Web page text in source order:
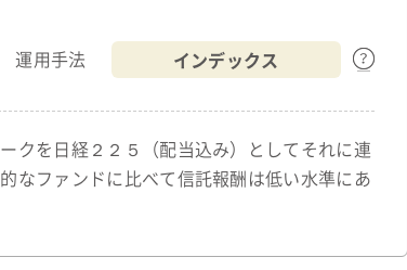
運用手法 インデックス
クを日経２２５（配当込み）としてそれに連
なファンドに比べて信託報酬は低い水準にあ